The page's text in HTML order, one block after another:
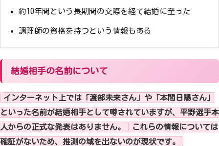
約10年間という長期間の交際を経て結婚に至った
調理師の資格を持つという情報もある
結婚相手の名前について
インターネット上では「渡部未来さん」や「本間日陽さん」
といった名前が結婚相手として噂されていますが、平野選手本
人からの正式な発表はありません。
これらの情報については
確証がないため、推測の域を出ないのが現状です。